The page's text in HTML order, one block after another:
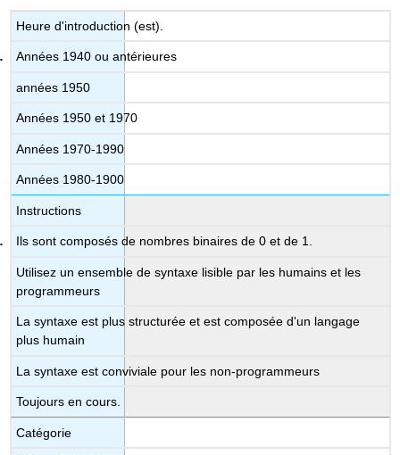
Heure d'introduction (est).
Années 1940 ou antérieures
années 1950
Années 1950 et 1970
Années 1970-1990
Années 1980-1900
Instructions
Ils sont composés de nombres binaires de 0 et de 1.
Utilisez un ensemble de syntaxe lisible par les humains et les
programmeurs
La syntaxe est plus structurée et est composée d'un langage
plus humain
La syntaxe est conviviale pour les non-programmeurs
Toujours en cours.
Catégorie